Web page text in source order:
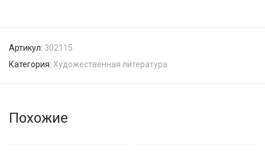
Артикул: 302115
Категория: Художественная литература
Похожие